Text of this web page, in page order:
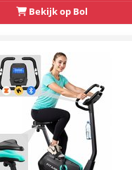
-
zadel - Display
- Max.
Gebruikersgewicht -
Bekijk op Bol